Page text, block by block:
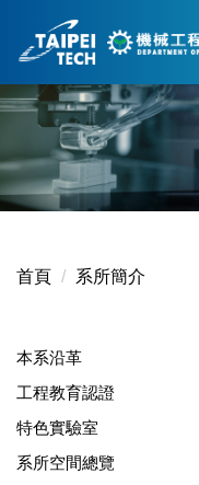
要
區
首頁 系所簡介
本系沿革
工程教育認證
特色實驗室
系所空間總覽